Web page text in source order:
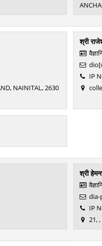
NAINITAL, 2630
श्री
IP
श्री
dia-
IP
21,